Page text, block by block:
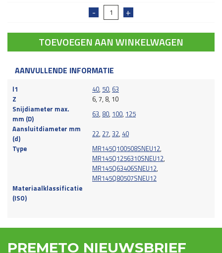
TOEVOEGEN AAN WINKELWAGEN
AANVULLENDE INFORMATIE
l1 40, 50, 63
Z
6, 7, 8, 10
Snijdiameter max.
mm (D)
63, 80, 100, 125
Aansluitdiameter mm
(d)
22, 27, 32, 40
Type
MR145Q100508SNEU12,
MR145Q1256310SNEU12,
MR145Q63406SNEU12,
MR145Q80507SNEU12
Materiaalklassificatie
(ISO)
PREMETO NIEUWSBRIEF